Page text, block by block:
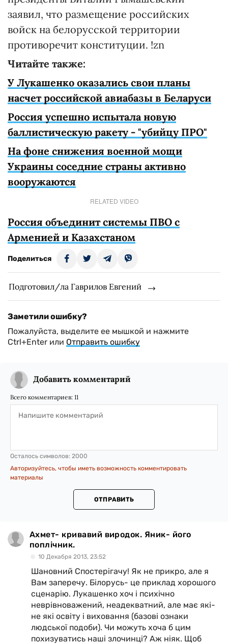
заявил, что размещение российских
войск на белорусской территории
противоречит конституции. !zn
Читайте также:
У Лукашенко оказались свои планы
насчет российской авиабазы в Беларуси
Россия успешно испытала новую
баллистическую ракету - "убийцу ПРО"
На фоне снижения военной мощи
Украины соседние страны активно
вооружаются
RELATED VIDEO
Россия объединит системы ПВО с
Арменией и Казахстаном
Поделиться
Подготовил/ла Гаврилов Евгений
Заметили ошибку?
Пожалуйста, выделите ее мышкой и нажмите
Ctrl+Enter или Отправить ошибку
Добавить комментарий
Всего комментариев: 11
Осталось символов: 2000
Авторизуйтесь, чтобы иметь возможность комментировать
материалы
ОТПРАВИТЬ
Ахмет- кривавий виродок. Яник- його
поплічник.
10 Декабря 2013, 23:52
Шановний Спостерігачу! Як не прикро, але я
Вам заперечу. Білорусь- це приклад хорошого
сценарію. Лукашенко хоч і психічно
неврівноважений, неадекватний, але має які-
не які освіту і виховання (базові ознаки
людської подоби). Чи можуть хоча б цим
похизуватись наші злочинці? Аж ніяк. Щоб